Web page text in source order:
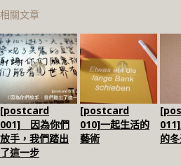
相關文章
[postcard
001] 因為你們
放手，我們踏出
了這一步
[postcard
010]一起生活的
藝術
的